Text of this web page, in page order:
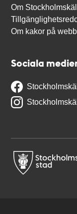
Om
Om kakor på
Sociala